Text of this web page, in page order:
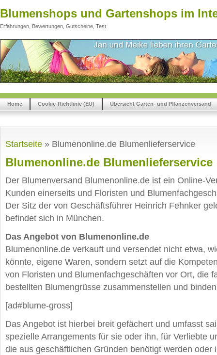
Blumenshops und Gartenshops im
Erfahrungen, Bewertungen, Gutscheine, Test
Home Cookie-Richtlinie (EU) Übersicht Garten- und Pflanzenversand
Startseite » Blumenonline.de Blumenlieferservice
Blumenonline.de Blumenlieferservice
Der Blumenversand Blumenonline.de ist ein Online-
Kunden einerseits und Floristen und
Der Sitz der von Geschäftsführer Heinrich Fehnker
befindet sich in München.
Das Angebot von Blumenonline.de
Blumenonline.de verkauft und versendet nicht etwa,
könnte, eigene Waren, sondern setzt auf die
von Floristen und Blumenfachgeschäften vor Ort, die
bestellten Blumengrüsse zusammenstellen und
[ad#blume-gross]
Das Angebot ist hierbei breit gefächert und umfasst
spezielle Arrangements für sie oder ihn, für Verliebte
die aus geschäftlichen Gründen benötigt werden oder